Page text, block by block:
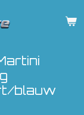
blauw